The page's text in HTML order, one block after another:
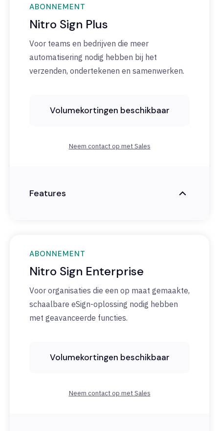
ABONNEMENT
Nitro Sign Plus
Voor teams en bedrijven die meer
automatisering nodig hebben bij het
verzenden, ondertekenen en samenwerken.
Volumekortingen beschikbaar
Neem contact op met Sales
Features
ABONNEMENT
Nitro Sign Enterprise
Voor organisaties die een op maat gemaakte,
schaalbare eSign-oplossing nodig hebben
met geavanceerde functies.
Volumekortingen beschikbaar
Neem contact op met Sales